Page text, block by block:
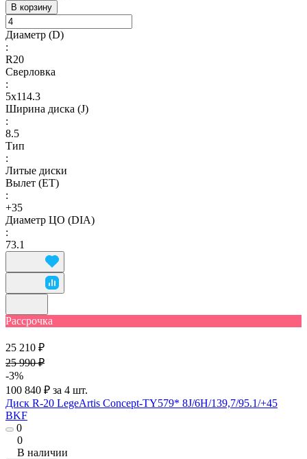
В корзину
Диаметр (D)
:
R20
Сверловка
:
5х114.3
Ширина диска (J)
:
8.5
Тип
:
Литые диски
Вылет (ET)
:
+35
Диаметр ЦО (DIA)
:
73.1
Рассрочка
25 210 ₽
25 990 ₽
-3%
100 840 ₽ за 4 шт.
Диск R-20 LegeArtis Concept-TY579* 8J/6H/139,7/95.1/+45
BKF
0
0
В наличии